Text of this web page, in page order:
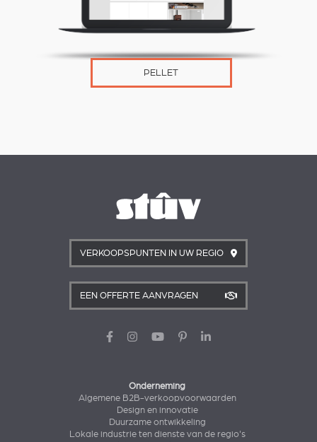
PELLET
VERKOOPSPUNTEN IN UW REGIO
EEN OFFERTE AANVRAGEN
Onderneming
Algemene B2B-verkoopvoorwaarden
Design en innovatie
Duurzame ontwikkeling
Lokale industrie ten dienste van de regio's